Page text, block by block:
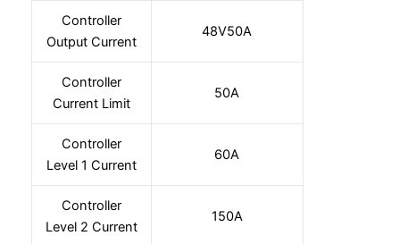
Controller
Output Current
48V50A
Controller
Current Limit
50A
Controller
Level 1 Current
60A
Controller
Level 2 Current
150A